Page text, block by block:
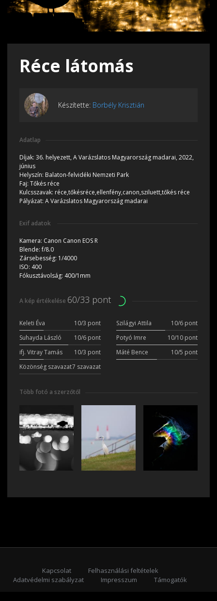
Réce látomás
Készítette: Borbély Krisztián
Adatlap
Díjak: 36. helyezett, A Varázslatos Magyarország madarai, 2022,
június
Helyszín: Balaton-felvidéki Nemzeti Park
Faj: Tőkés réce
Kulcsszavak: réce,tőkésréce,ellenfény,canon,sziluett,tőkés réce
Pályázat: A Varázslatos Magyarország madarai
Exif adatok
Kamera: Canon Canon EOS R
Blende:f/8.0
Zársebesség: 1/4000
ISO: 400
Fókusztávolság: 400/1mm
A kép értékelése 60/33 pont
Keleti Éva 10/3 pont Szilágyi Attila
10/6 pont
Suhayda László
10/6 pont Potyó Imre
10/10 pont
ifj. Vitray Tamás
10/3 pont Máté Bence
10/5 pont
Közönség szavazat7 szavazat
Több fotó a szerzőtől
Kapcsolat
Felhasználási feltételek
Adatvédelmi szabályzat
Impresszum
Támogatók